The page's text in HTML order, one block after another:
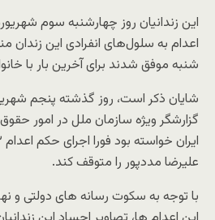
این زندانیان روز چهارشنبه سوم
اعدام به سلول‌های انفرادی این زندان
شنبه موفق شدند برای آخرین بار با
شایان ذکر است، روز گذشته پنجم
گزارشگر ویژه سازمان ملل در امور
علیرضا مددپور را متوقف کند.
با توجه به سکوت رسانه های دولتی